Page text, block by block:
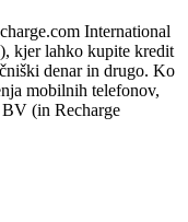
International
kjer lahko kupite kredit
denar in drugo. Ko
mobilnih telefonov,
(in Recharge